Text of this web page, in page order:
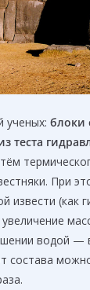
ученых: блоки
теста
При
извести (как
водой —
состава